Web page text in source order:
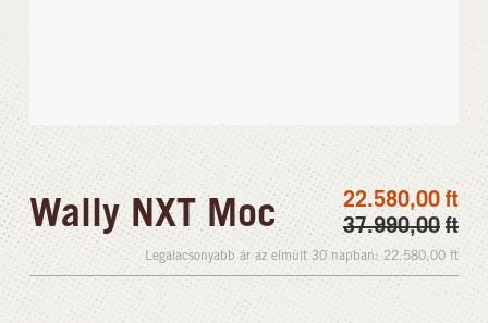
Wally NXT Moc 22.580,00 ft
37.990,00 ft
Legalacsonyabb ár az elmúlt 30 napban:22.580,00 ft